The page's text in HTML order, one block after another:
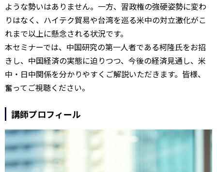
ような勢いはありません。一方、習政権の強硬姿勢に変わ
りはなく、ハイテク貿易や台湾を巡る米中の対立激化がこ
れまで以上に懸念される状況です。
本セミナーでは、中国研究の第一人者である柯隆氏をお招
きし、中国経済の実態に迫りつつ、今後の経済見通し、米
中・日中関係を分かりやすくご解説いただきます。皆様、
奮ってご視聴ください。
講師プロフィール